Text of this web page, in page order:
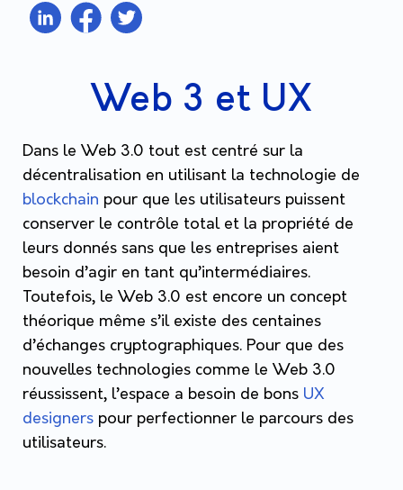
Web 3 et UX
Dans le Web 3.0 tout est centré sur la
décentralisation en utilisant la technologie de
blockchain pour que les utilisateurs puissent
conserver le contrôle total et la propriété de
leurs donnés sans que les entreprises aient
besoin d’agir en tant qu’intermédiaires.
Toutefois, le Web 3.0 est encore un concept
théorique même s’il existe des centaines
d’échanges cryptographiques. Pour que des
nouvelles technologies comme le Web 3.0
réussissent, l’espace a besoin de bons UX
designers pour perfectionner le parcours des
utilisateurs.